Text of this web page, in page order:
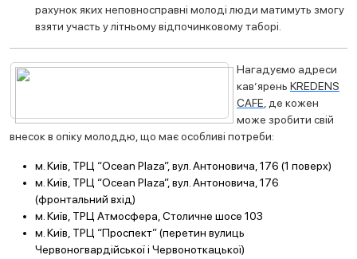
рахунок яких неповносправні молоді люди матимуть змогу
взяти участь у літньому відпочинковому таборі.
Нагадуємо адреси
кав’ярень KREDENS
CAFE , де кожен
може зробити свій
внесок в опіку молоддю, що має особливі потреби:
м. Київ, ТРЦ “Ocean Plaza”, вул. Антоновича, 176 (1 поверх)
м. Київ, ТРЦ “Ocean Plaza”, вул. Антоновича, 176
(фронтальний вхід)
м. Київ, ТРЦ Атмосфера, Столичне шосе 103
м. Київ, ТРЦ “Проспект” (перетин вулиць
Червоногвардійської і Червоноткацької)